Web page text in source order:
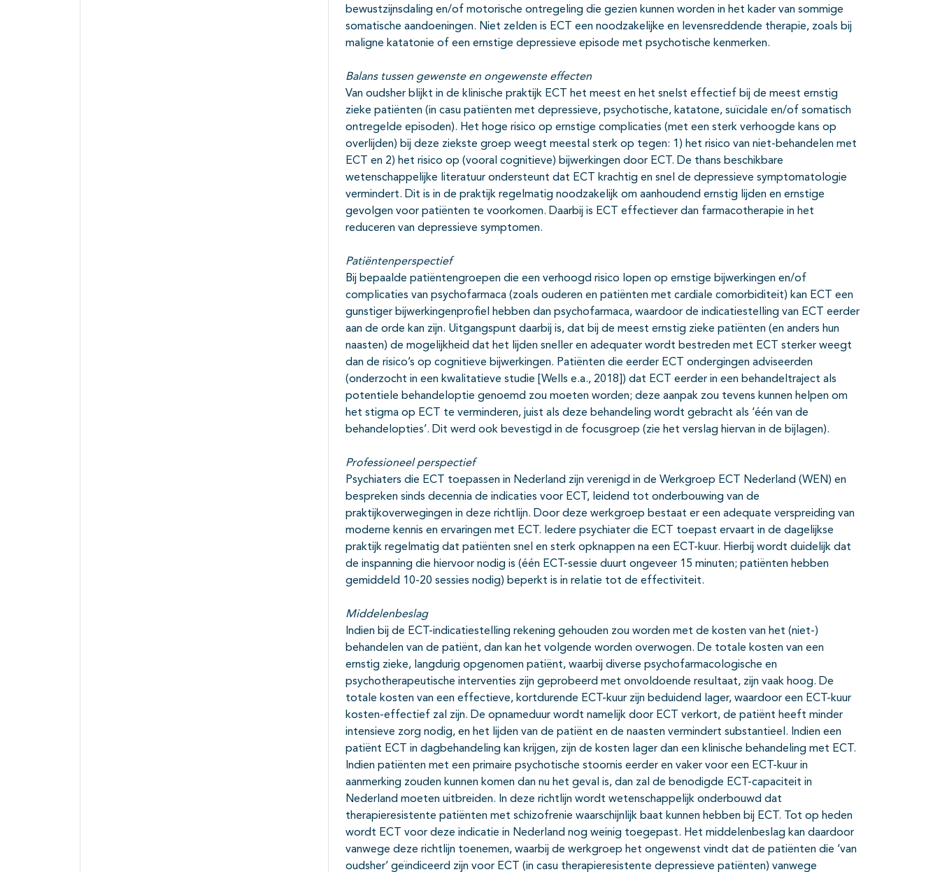
bewustzijnsdaling en/of motorische ontregeling die gezien kunnen worden in het kader van sommige
somatische aandoeningen. Niet zelden is ECT een noodzakelijke en levensreddende therapie, zoals bij
maligne katatonie of een ernstige depressieve episode met psychotische kenmerken.
Balans tussen gewenste en ongewenste effecten
Van oudsher blijkt in de klinische praktijk ECT het meest en het snelst effectief bij de meest ernstig
zieke patiënten (in casu patiënten met depressieve, psychotische, katatone, suïcidale en/of somatisch
ontregelde episoden). Het hoge risico op ernstige complicaties (met een sterk verhoogde kans op
overlijden) bij deze ziekste groep weegt meestal sterk op tegen: 1) het risico van niet-behandelen met
ECT en 2) het risico op (vooral cognitieve) bijwerkingen door ECT. De thans beschikbare
wetenschappelijke literatuur ondersteunt dat ECT krachtig en snel de depressieve symptomatologie
vermindert. Dit is in de praktijk regelmatig noodzakelijk om aanhoudend ernstig lijden en ernstige
gevolgen voor patiënten te voorkomen. Daarbij is ECT effectiever dan farmacotherapie in het
reduceren van depressieve symptomen.
Patiëntenperspectief
Bij bepaalde patiëntengroepen die een verhoogd risico lopen op ernstige bijwerkingen en/of
complicaties van psychofarmaca (zoals ouderen en patiënten met cardiale comorbiditeit) kan ECT een
gunstiger bijwerkingenprofiel hebben dan psychofarmaca, waardoor de indicatiestelling van ECT eerder
aan de orde kan zijn. Uitgangspunt daarbij is, dat bij de meest ernstig zieke patiënten (en anders hun
naasten) de mogelijkheid dat het lijden sneller en adequater wordt bestreden met ECT sterker weegt
dan de risico’s op cognitieve bijwerkingen. Patiënten die eerder ECT ondergingen adviseerden
(onderzocht in een kwalitatieve studie [Wells e.a., 2018]) dat ECT eerder in een behandeltraject als
potentiele behandeloptie genoemd zou moeten worden; deze aanpak zou tevens kunnen helpen om
het stigma op ECT te verminderen, juist als deze behandeling wordt gebracht als ‘één van de
behandelopties’. Dit werd ook bevestigd in de focusgroep (zie het verslag hiervan in de bijlagen).
Professioneel perspectief
Psychiaters die ECT toepassen in Nederland zijn verenigd in de Werkgroep ECT Nederland (WEN) en
bespreken sinds decennia de indicaties voor ECT, leidend tot onderbouwing van de
praktijkoverwegingen in deze richtlijn. Door deze werkgroep bestaat er een adequate verspreiding van
moderne kennis en ervaringen met ECT. Iedere psychiater die ECT toepast ervaart in de dagelijkse
praktijk regelmatig dat patiënten snel en sterk opknappen na een ECT-kuur. Hierbij wordt duidelijk dat
de inspanning die hiervoor nodig is (één ECT-sessie duurt ongeveer 15 minuten; patiënten hebben
gemiddeld 10-20 sessies nodig) beperkt is in relatie tot de effectiviteit.
Middelenbeslag
Indien bij de ECT-indicatiestelling rekening gehouden zou worden met de kosten van het (niet-)
behandelen van de patiënt, dan kan het volgende worden overwogen. De totale kosten van een
ernstig zieke, langdurig opgenomen patiënt, waarbij diverse psychofarmacologische en
psychotherapeutische interventies zijn geprobeerd met onvoldoende resultaat, zijn vaak hoog. De
totale kosten van een effectieve, kortdurende ECT-kuur zijn beduidend lager, waardoor een ECT-kuur
kosten-effectief zal zijn. De opnameduur wordt namelijk door ECT verkort, de patiënt heeft minder
intensieve zorg nodig, en het lijden van de patiënt en de naasten vermindert substantieel. Indien een
patiënt ECT in dagbehandeling kan krijgen, zijn de kosten lager dan een klinische behandeling met ECT.
Indien patiënten met een primaire psychotische stoornis eerder en vaker voor een ECT-kuur in
aanmerking zouden kunnen komen dan nu het geval is, dan zal de benodigde ECT-capaciteit in
Nederland moeten uitbreiden. In deze richtlijn wordt wetenschappelijk onderbouwd dat
therapieresistente patiënten met schizofrenie waarschijnlijk baat kunnen hebben bij ECT. Tot op heden
wordt ECT voor deze indicatie in Nederland nog weinig toegepast. Het middelenbeslag kan daardoor
vanwege deze richtlijn toenemen, waarbij de werkgroep het ongewenst vindt dat de patiënten die ‘van
oudsher’ geïndiceerd zijn voor ECT (in casu therapieresistente depressieve patiënten) vanwege